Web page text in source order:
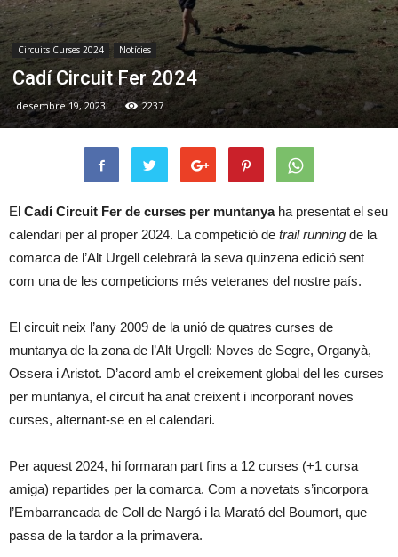
Circuits Curses 2024 Notícies
Cadí Circuit Fer 2024
desembre 19, 2023 2237
El Cadí Circuit Fer de curses per muntanyaha presentat el seu
calendari per al proper 2024. La competició de trail running de la
comarca de l’Alt Urgell celebrarà la seva quinzena edició sent
com una de les competicions més veteranes del nostre país.
El circuit neix l’any 2009 de la unió de quatres curses de
muntanya de la zona de l’Alt Urgell: Noves de Segre, Organyà,
Ossera i Aristot. D’acord amb el creixement global del les curses
per muntanya, el circuit ha anat creixent i incorporant noves
curses, alternant-se en el calendari.
Per aquest 2024, hi formaran part fins a 12 curses (+1 cursa
amiga) repartides per la comarca. Com a novetats s’incorpora
l’Embarrancada de Coll de Nargó i la Marató del Boumort, que
passa de la tardor a la primavera.